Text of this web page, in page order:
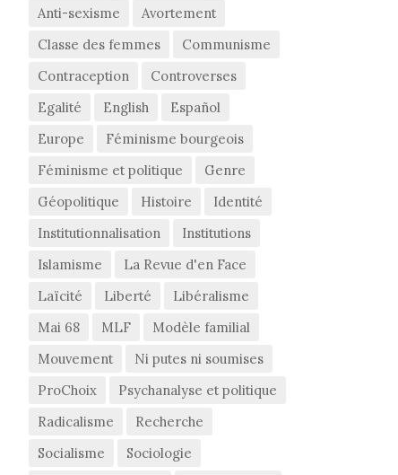
Anti-sexisme
Avortement
Classe des femmes
Communisme
Contraception
Controverses
Egalité
English
Español
Europe
Féminisme bourgeois
Féminisme et politique
Genre
Géopolitique
Histoire
Identité
Institutionnalisation
Institutions
Islamisme
La Revue d'en Face
Laïcité
Liberté
Libéralisme
Mai 68
MLF
Modèle familial
Mouvement
Ni putes ni soumises
ProChoix
Psychanalyse et politique
Radicalisme
Recherche
Socialisme
Sociologie